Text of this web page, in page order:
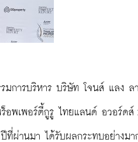
รมการบริหาร บริษัท โจนส์ แลง
อพเพอร์ตี้กูรู ไทยแลนด์ อวอร์ดส์
ผ่านมา ได้รับผลกระทบอย่างมา